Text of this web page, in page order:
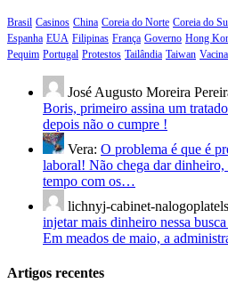
Brasil Casinos China Coreia do Norte Coreia do
Espanha EUA Filipinas França Governo Hong
Pequim Portugal Protestos Tailândia Taiwan Vacina
José Augusto Moreira
Boris, primeiro assina um
depois não o cumpre !
Vera: O problema é que é
laboral! Não chega dar dinheiro,
tempo com os…
lichnyj-cabinet-
injetar mais dinheiro nessa
Em meados de maio, a
Artigos recentes